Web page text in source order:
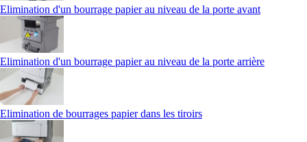
Elimination d'un bourrage papier au niveau de la porte avant
Elimination d'un bourrage papier au niveau de la porte arrière
Elimination de bourrages papier dans les tiroirs